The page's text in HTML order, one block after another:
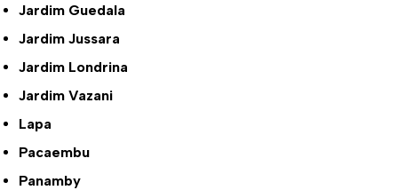
Jardim Guedala
Jardim Jussara
Jardim Londrina
Jardim Vazani
Lapa
Pacaembu
Panamby